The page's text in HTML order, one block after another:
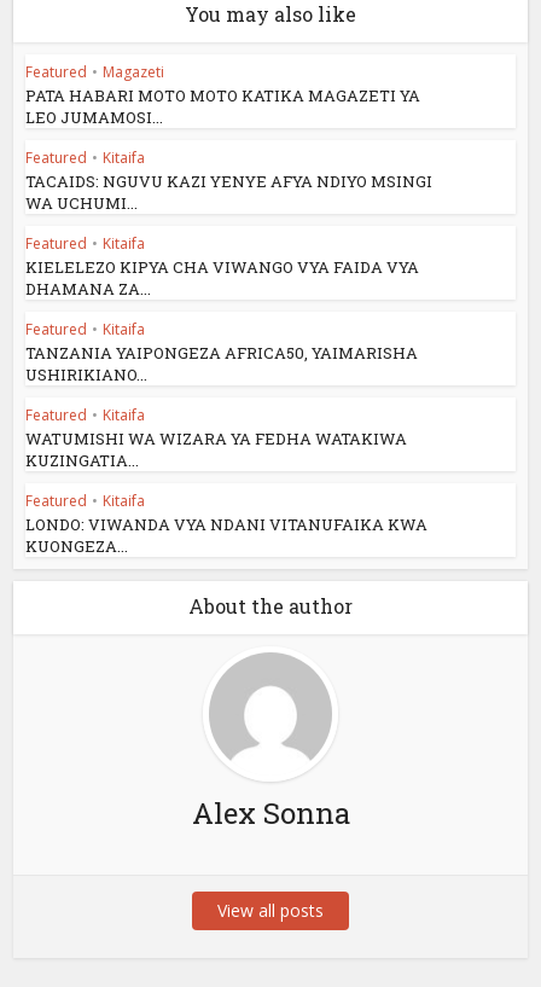
You may also like
Featured • Magazeti
PATA HABARI MOTO MOTO KATIKA MAGAZETI YA
LEO JUMAMOSI...
Featured • Kitaifa
TACAIDS: NGUVU KAZI YENYE AFYA NDIYO MSINGI
WA UCHUMI...
Featured • Kitaifa
KIELELEZO KIPYA CHA VIWANGO VYA FAIDA VYA
DHAMANA ZA...
Featured • Kitaifa
TANZANIA YAIPONGEZA AFRICA50, YAIMARISHA
USHIRIKIANO...
Featured • Kitaifa
WATUMISHI WA WIZARA YA FEDHA WATAKIWA
KUZINGATIA...
Featured • Kitaifa
LONDO: VIWANDA VYA NDANI VITANUFAIKA KWA
KUONGEZA...
About the author
Alex Sonna
View all posts